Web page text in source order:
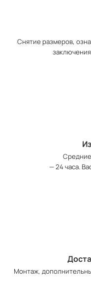
Снятие размеров,
— 24 часа.
Монтаж,